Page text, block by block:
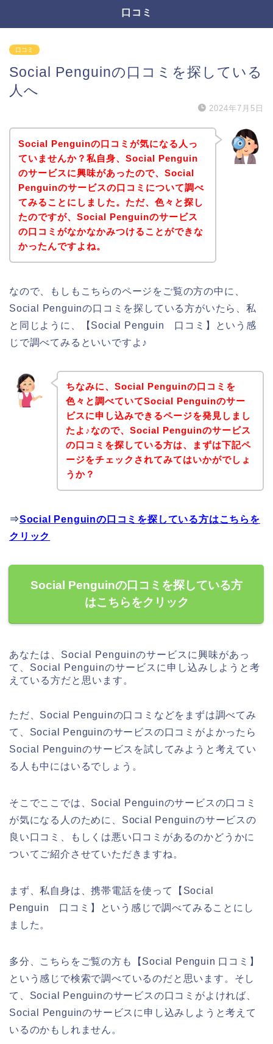
口コミ
口コミ
Social Penguinの口コミを探している
人へ
2024年7月5日
Social Penguinの口コミが気になる人っ
ていませんか？私自身、Social Penguin
のサービスに興味があったので、Social
Penguinのサービスの口コミについて調べ
てみることにしました。ただ、色々と探し
たのですが、Social Penguinのサービス
の口コミがなかなかみつけることができな
かったんですよね。
なので、もしもこちらのページをご覧の方の中に、
Social Penguinの口コミを探している方がいたら、私
と同じように、【Social Penguin 口コミ】という感
じで調べてみるといいですよ♪
ちなみに、Social Penguinの口コミを
色々と調べていてSocial Penguinのサー
ビスに申し込みできるページを発見しまし
たよ♪なので、Social Penguinのサービス
の口コミを探している方は、まずは下記ペ
ージをチェックされてみてはいかがでしょ
うか？
⇒Social Penguinの口コミを探している方はこちらを
クリック
Social Penguinの口コミを探している方
はこちらをクリック
あなたは、Social Penguinのサービスに興味があっ
て、Social Penguinのサービスに申し込みしようと考
えている方だと思います。
ただ、Social Penguinの口コミなどをまずは調べてみ
て、Social Penguinのサービスの口コミがよかったら
Social Penguinのサービスを試してみようと考えてい
る人も中にはいるでしょう。
そこでここでは、Social Penguinのサービスの口コミ
が気になる人のために、Social Penguinのサービスの
良い口コミ、もしくは悪い口コミがあるのかどうかに
ついてご紹介させていただきますね。
まず、私自身は、携帯電話を使って【Social
Penguin 口コミ】という感じで調べてみることにし
ました。
多分、こちらをご覧の方も【Social Penguin 口コミ】
という感じで検索で調べているのだと思います。そし
て、Social Penguinのサービスの口コミがよければ、
Social Penguinのサービスに申し込みしようと考えて
いるのかもしれません。